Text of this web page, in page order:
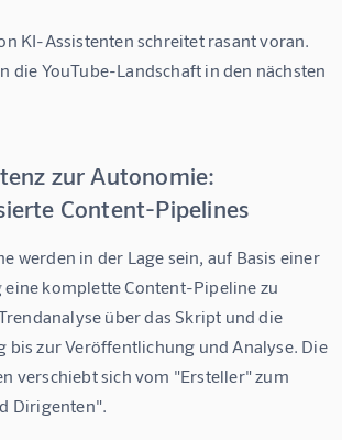
KI-Assistenten schreitet rasant voran.
die YouTube-Landschaft in den nächsten
zur Autonomie:
Content-Pipelines
werden in der Lage sein, auf Basis einer
eine komplette Content-Pipeline zu
über das Skript und die
bis zur Veröffentlichung und Analyse. Die
verschiebt sich vom "Ersteller" zum
Dirigenten".